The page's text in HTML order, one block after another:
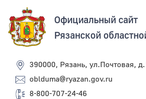
Официальный сайт
Рязанской
390000, Рязань, ул.Почтовая,
oblduma@ryazan.gov.ru
8-800-707-24-46